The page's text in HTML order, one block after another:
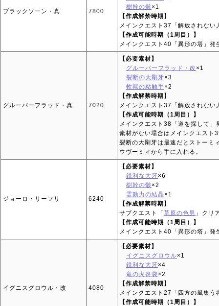
ブラックソーン・真 7800
樹幹の骸×1
【作成解禁時期】
メインクエスト37「解放されない
【作成可能時期（1周目）】
メインクエスト40「異形の塔」発
グルーパーフラッド・真 7020
【必要素材】
グルーパーフラッド・改 ×1
裂断の大剛牙×3
軟獣の粘触手×2
【作成解禁時期】
メインクエスト37「解放されない
【作成可能時期（1周目）】
メインクエスト38「道を探して」
素材がない場合はメインクエスト
裂断の大剛牙は最速だとストーミ
ウヴーミィから手に入れる。
ジョーロ・リーフリ 6240
【必要素材】
鋭利な大牙×6
樹幹の骸×2
霊動力の結晶 ×1
【作成解禁時期】
サブクエスト「 草原の色男 」クリ
【作成可能時期（1周目）】
メインクエスト40「異形の塔」発
イグニスグロウル・改 4080
【必要素材】
イグニスグロウル×1
鋭利な大牙×4
竜の火炎袋×2
【作成解禁時期】
メインクエスト27「四方の風集う
【作成可能時期（1周目）】